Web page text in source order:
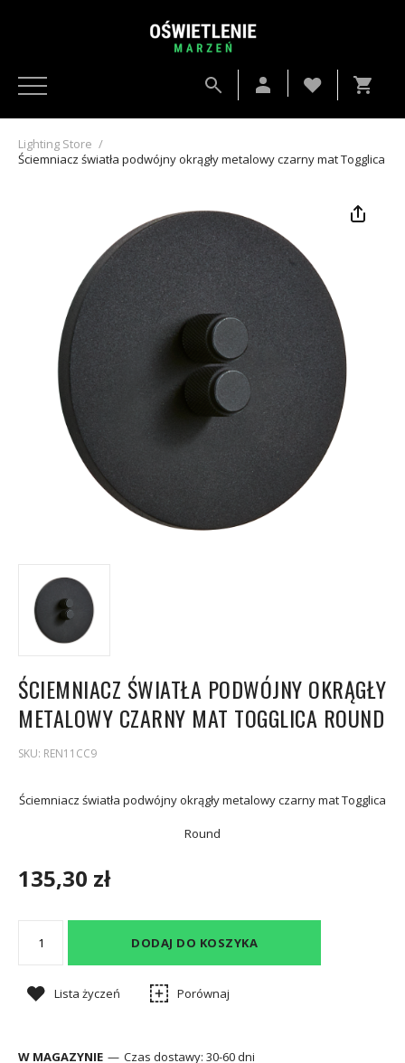
Lighting Store /
Ściemniacz światła podwójny okrągły metalowy czarny mat Togglica
ŚCIEMNIACZ ŚWIATŁA PODWÓJNY OKRĄGŁY
METALOWY CZARNY MAT TOGGLICA ROUND
SKU: REN11CC9
Ściemniacz światła podwójny okrągły metalowy czarny mat Togglica
Round
135,30 zł
DODAJ DO KOSZYKA
Lista życzeń Porównaj
W MAGAZYNIE Czas dostawy: 30-60 dni